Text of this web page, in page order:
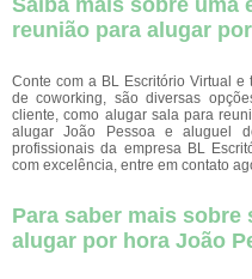
Saiba mais sobre uma
reunião para alugar
Conte com a BL Escritório Virtual
de coworking, são diversas
cliente, como alugar sala para
alugar João Pessoa e aluguel
profissionais da empresa BL
com excelência, entre em contato
Para saber mais sobre
alugar por hora João